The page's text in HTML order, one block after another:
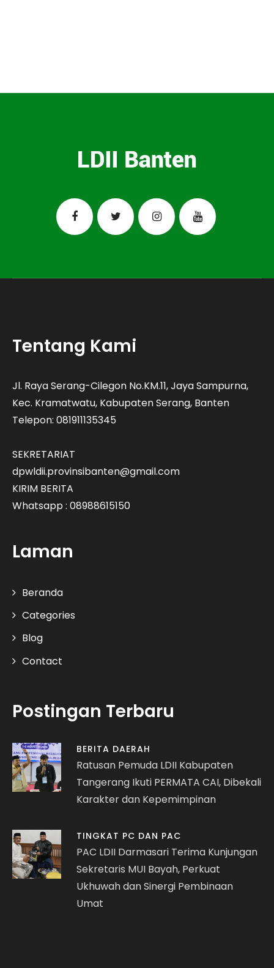
Tentang Kami
Jl. Raya Serang-Cilegon No.KM.11, Jaya Sampurna,
Kec. Kramatwatu, Kabupaten Serang, Banten
Telepon: 081911135345
SEKRETARIAT
dpwldii.provinsibanten@gmail.com
KIRIM BERITA
Whatsapp : 08988615150
Laman
Beranda
Categories
Blog
Contact
Postingan Terbaru
BERITA DAERAH
Ratusan Pemuda LDII Kabupaten
Tangerang Ikuti PERMATA CAI, Dibekali
Karakter dan Kepemimpinan
TINGKAT PC DAN PAC
PAC LDII Darmasari Terima Kunjungan
Sekretaris MUI Bayah, Perkuat
Ukhuwah dan Sinergi Pembinaan
Umat